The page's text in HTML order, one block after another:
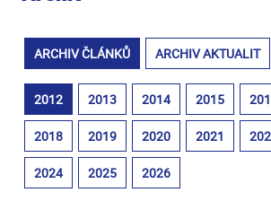
ARCHIV ČLÁNKŮ ARCHIV AKTUALIT
2012 2013 2014 2015
2018 2019 2020 2021
2024 2025 2026